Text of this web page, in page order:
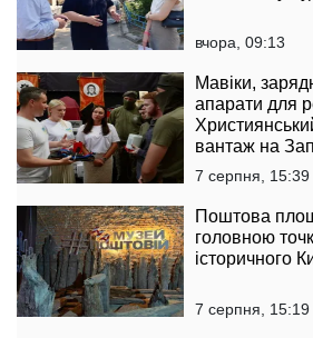
вчора, 09:13
Мавіки,
апарати для
вантаж на
Покровський
7 серпня, 15:39
Поштова
головною
історичного
7 серпня, 15:19